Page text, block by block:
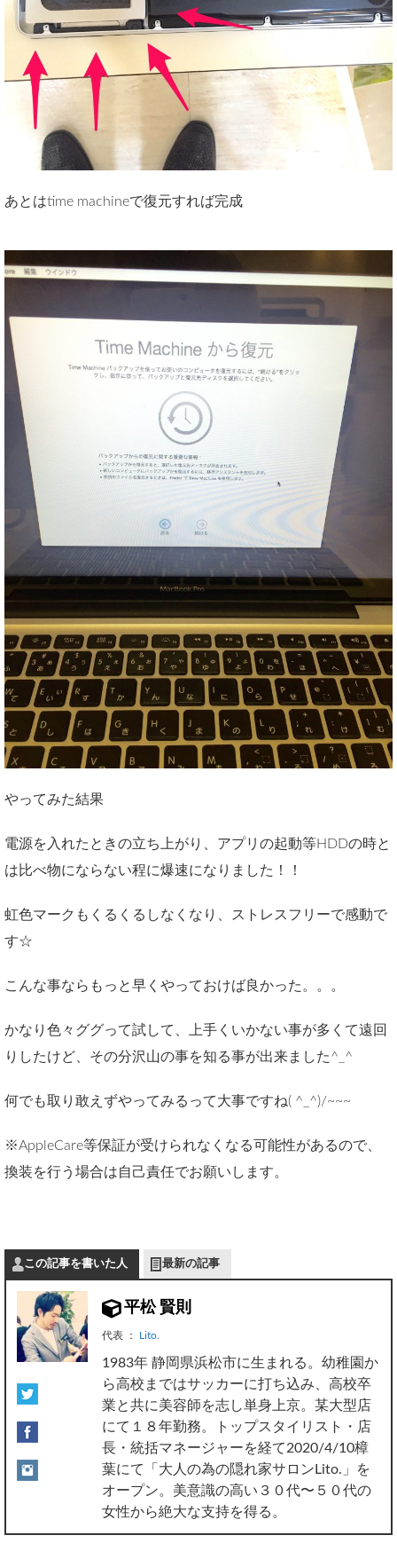
あとはtime machineで復元すれば完成
やってみた結果
電源を入れたときの立ち上がり、アプリの起動等HDDの時と
は比べ物にならない程に爆速になりました！！
虹色マークもくるくるしなくなり、ストレスフリーで感動で
す☆
こんな事ならもっと早くやっておけば良かった。。。
かなり色々ググって試して、上手くいかない事が多くて遠回
りしたけど、その分沢山の事を知る事が出来ました^_^
何でも取り敢えずやってみるって大事ですね( ^_^)/~~~
※AppleCare等保証が受けられなくなる可能性があるので、
換装を行う場合は自己責任でお願いします。
この記事を書いた人 最新の記事
平松 賢則
代表 ： Lito.
1983年 静岡県浜松市に生まれる。幼稚園か
ら高校まではサッカーに打ち込み、高校卒
業と共に美容師を志し単身上京。某大型店
にて１８年勤務。トップスタイリスト・店
長・統括マネージャーを経て2020/4/10樟
葉にて「大人の為の隠れ家サロンLito.」を
オープン。美意識の高い３０代〜５０代の
女性から絶大な支持を得る。